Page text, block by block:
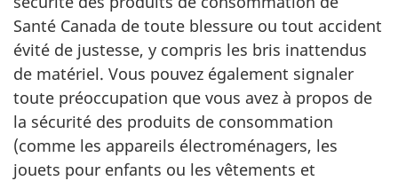
Santé Canada de toute blessure ou tout accident
évité de justesse, y compris les bris inattendus
de matériel. Vous pouvez également signaler
toute préoccupation que vous avez à propos de
la sécurité des produits de consommation
(comme les appareils électroménagers, les
jouets pour enfants ou les vêtements et